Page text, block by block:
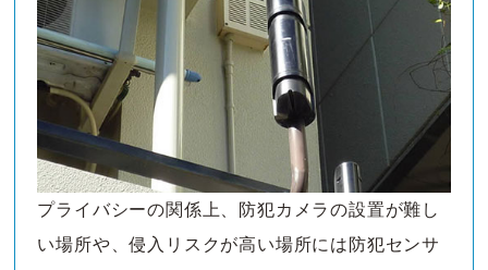
プライバシーの関係上、防犯カメラの設置が難し
い場所や、侵入リスクが高い場所には防犯センサ